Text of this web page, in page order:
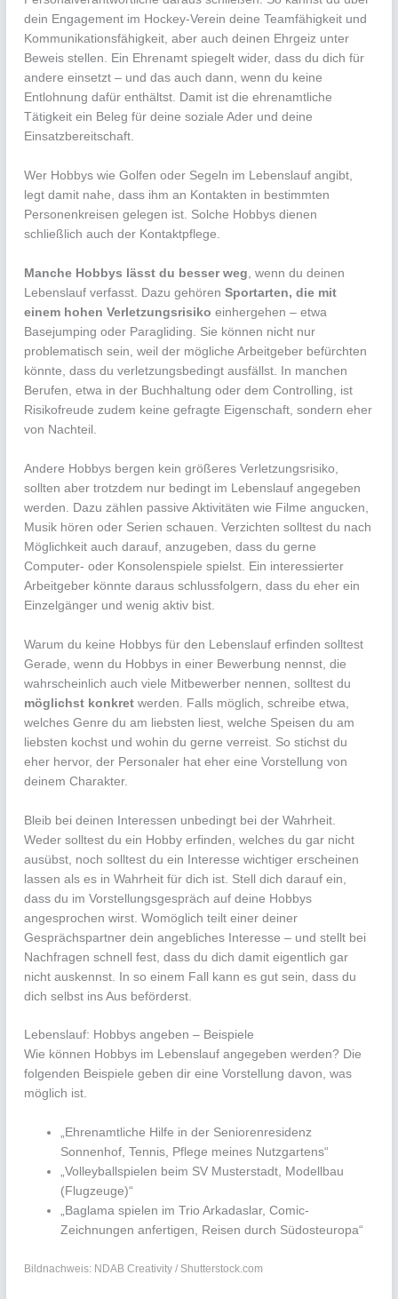
dein Engagement im Hockey-Verein deine Teamfähigkeit und
Kommunikationsfähigkeit, aber auch deinen Ehrgeiz unter
Beweis stellen. Ein Ehrenamt spiegelt wider, dass du dich für
andere einsetzt – und das auch dann, wenn du keine
Entlohnung dafür enthältst. Damit ist die ehrenamtliche
Tätigkeit ein Beleg für deine soziale Ader und deine
Einsatzbereitschaft.
Wer Hobbys wie Golfen oder Segeln im Lebenslauf angibt,
legt damit nahe, dass ihm an Kontakten in bestimmten
Personenkreisen gelegen ist. Solche Hobbys dienen
schließlich auch der Kontaktpflege.
Manche Hobbys lässt du besser weg , wenn du deinen
Lebenslauf verfasst. Dazu gehörenSportarten, die mit
einem hohen Verletzungsrisiko einhergehen – etwa
Basejumping oder Paragliding. Sie können nicht nur
problematisch sein, weil der mögliche Arbeitgeber befürchten
könnte, dass du verletzungsbedingt ausfällst. In manchen
Berufen, etwa in der Buchhaltung oder dem Controlling, ist
Risikofreude zudem keine gefragte Eigenschaft, sondern eher
von Nachteil.
Andere Hobbys bergen kein größeres Verletzungsrisiko,
sollten aber trotzdem nur bedingt im Lebenslauf angegeben
werden. Dazu zählen passive Aktivitäten wie Filme angucken,
Musik hören oder Serien schauen. Verzichten solltest du nach
Möglichkeit auch darauf, anzugeben, dass du gerne
Computer- oder Konsolenspiele spielst. Ein interessierter
Arbeitgeber könnte daraus schlussfolgern, dass du eher ein
Einzelgänger und wenig aktiv bist.
Warum du keine Hobbys für den Lebenslauf erfinden solltest
Gerade, wenn du Hobbys in einer Bewerbung nennst, die
wahrscheinlich auch viele Mitbewerber nennen, solltest du
möglichst konkret werden. Falls möglich, schreibe etwa,
welches Genre du am liebsten liest, welche Speisen du am
liebsten kochst und wohin du gerne verreist. So stichst du
eher hervor, der Personaler hat eher eine Vorstellung von
deinem Charakter.
Bleib bei deinen Interessen unbedingt bei der Wahrheit.
Weder solltest du ein Hobby erfinden, welches du gar nicht
ausübst, noch solltest du ein Interesse wichtiger erscheinen
lassen als es in Wahrheit für dich ist. Stell dich darauf ein,
dass du im Vorstellungsgespräch auf deine Hobbys
angesprochen wirst. Womöglich teilt einer deiner
Gesprächspartner dein angebliches Interesse – und stellt bei
Nachfragen schnell fest, dass du dich damit eigentlich gar
nicht auskennst. In so einem Fall kann es gut sein, dass du
dich selbst ins Aus beförderst.
Lebenslauf: Hobbys angeben – Beispiele
Wie können Hobbys im Lebenslauf angegeben werden? Die
folgenden Beispiele geben dir eine Vorstellung davon, was
möglich ist.
„Ehrenamtliche Hilfe in der Seniorenresidenz
Sonnenhof, Tennis, Pflege meines Nutzgartens“
„Volleyballspielen beim SV Musterstadt, Modellbau
(Flugzeuge)“
„Baglama spielen im Trio Arkadaslar, Comic-
Zeichnungen anfertigen, Reisen durch Südosteuropa“
Bildnachweis: NDAB Creativity / Shutterstock.com